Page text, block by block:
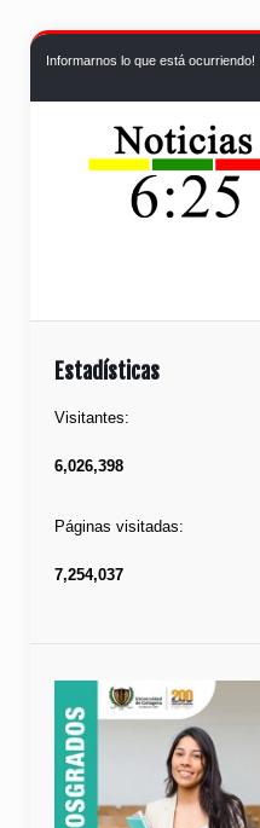
Informarnos lo que está ocurriendo!
Estadísticas
Visitantes:
6,026,398
Páginas visitadas:
7,254,037